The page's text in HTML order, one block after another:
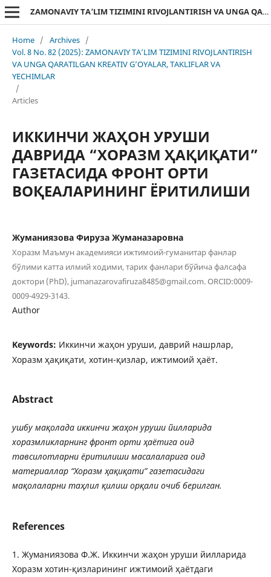
ZAMONAVIY TA’LIM TIZIMINI RIVOJLANTIRISH VA UNGA QARATILGAN KREATIV G’OYALAR, TAKLIFLAR VA YECHIMLAR
Home / Archives /
Vol. 8 No. 82 (2025): ZAMONAVIY TA’LIM TIZIMINI RIVOJLANTIRISH
VA UNGA QARATILGAN KREATIV G’OYALAR, TAKLIFLAR VA
YECHIMLAR
/
Articles
ИККИНЧИ ЖАҲОН УРУШИ
ДАВРИДА “ХОРАЗМ ҲАҚИҚАТИ”
ГАЗЕТАСИДА ФРОНТ ОРТИ
ВОҚЕАЛАРИНИНГ ЁРИТИЛИШИ
Жуманиязова Фируза Жуманазаровна
Хоразм Маъмун академияси ижтимоий-гуманитар фанлар
бўлими катта илмий ходими, тарих фанлари бўйича фалсафа
доктори (PhD), jumanazarovafiruza8485@gmail.com. ORCID:0009-
0009-4929-3143.
Author
Keywords: Иккинчи жаҳон уруши, даврий нашрлар,
Хоразм ҳақиқати, хотин-қизлар, ижтимоий ҳаёт.
Abstract
ушбу мақолада иккинчи жаҳон уруши йилларида
хоразмликларнинг фронт орти ҳаётига оид
тавсилотларни ёритилиши масалаларига оид
материаллар “Хоразм ҳақиқати” газетасидаги
мақолаларни таҳлил қилиш орқали очиб берилган.
References
1. Жуманиязова Ф.Ж. Иккинчи жаҳон уруши йилларида
Хоразм хотин-қизларининг ижтимоий ҳаётдаги